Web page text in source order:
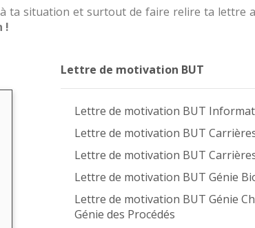
ta situation et surtout de faire relire ta lettre
!
Lettre de motivation BUT
Lettre de motivation BUT
Lettre de motivation BUT
Lettre de motivation BUT
Lettre de motivation BUT Génie
Lettre de motivation BUT Génie
Génie des Procédés